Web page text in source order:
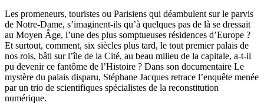
Les promeneurs, touristes ou Parisiens qui déambulent sur le parvis
de Notre-Dame, s’imaginent-ils qu’à quelques pas de là se dressait
au Moyen Âge, l’une des plus somptueuses résidences d’Europe ?
Et surtout, comment, six siècles plus tard, le tout premier palais de
nos rois, bâti sur l’île de la Cité, au beau milieu de la capitale, a-t-il
pu devenir ce fantôme de l’Histoire ? Dans son documentaire Le
mystère du palais disparu, Stéphane Jacques retrace l’enquête menée
par un trio de scientifiques spécialistes de la reconstitution
numérique.